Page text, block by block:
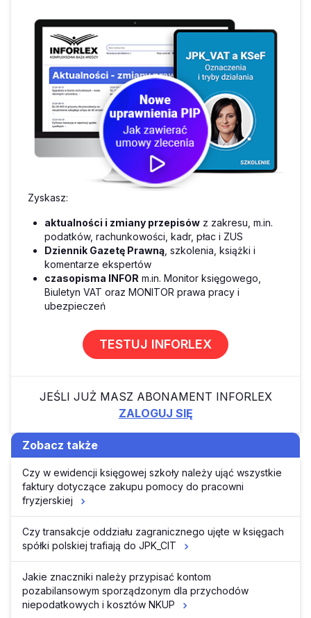
Zyskasz:
aktualności i zmiany przepisów z zakresu, m.in.
podatków, rachunkowości, kadr, płac i ZUS
Dziennik Gazetę Prawną , szkolenia, książki i
komentarze ekspertów
czasopisma INFOR m.in. Monitor księgowego,
Biuletyn VAT oraz MONITOR prawa pracy i
ubezpieczeń
TESTUJ INFORLEX
JEŚLI JUŻ MASZ ABONAMENT INFORLEX
ZALOGUJ SIĘ
Zobacz także
Czy w ewidencji księgowej szkoły należy ująć wszystkie
faktury dotyczące zakupu pomocy do pracowni
fryzjerskiej
Czy transakcje oddziału zagranicznego ujęte w księgach
spółki polskiej trafiają do JPK_CIT
Jakie znaczniki należy przypisać kontom
pozabilansowym sporządzonym dla przychodów
niepodatkowych i kosztów NKUP